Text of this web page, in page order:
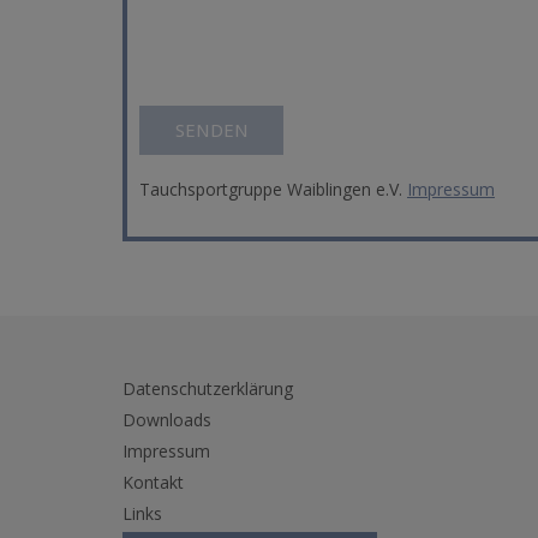
Tauchsportgruppe Waiblingen e.V. Impressum
Datenschutzerklärung
Downloads
Impressum
Kontakt
Links